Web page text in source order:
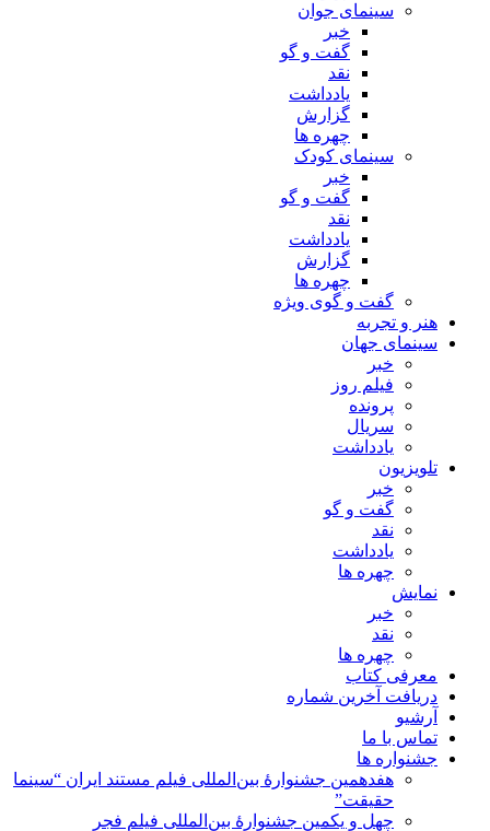
سینمای جوان
خبر
گفت و گو
نقد
یادداشت
گزارش
چهره ها
سینمای کودک
خبر
گفت و گو
نقد
یادداشت
گزارش
چهره ها
گفت و گوی ویژه
هنر و تجربه
سینمای جهان
خبر
فیلم روز
پرونده
سریال
یادداشت
تلویزیون
خبر
گفت و گو
نقد
یادداشت
چهره ها
نمایش
خبر
نقد
چهره ها
معرفی کتاب
دریافت آخرین شماره
آرشیو
تماس با ما
جشنواره ها
هفدهمین جشنوارۀ بین‌المللی فیلم مستند ایران “سینما
حقیقت”
چهل و یکمین جشنوارۀ بین‌المللی فیلم فجر